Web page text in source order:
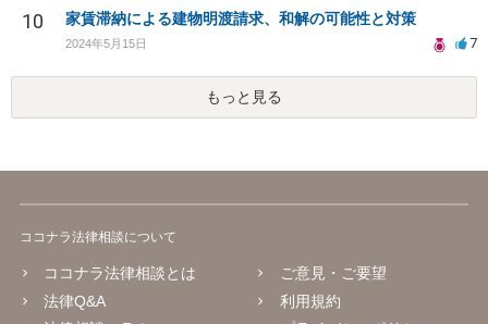
10 家賃滞納による建物明渡請求、和解の可能性と対策
2024年5月15日 7
もっと見る
ココナラ法律相談について
ココナラ法律相談とは
法律Q&A
ご意見・ご要望
利用規約